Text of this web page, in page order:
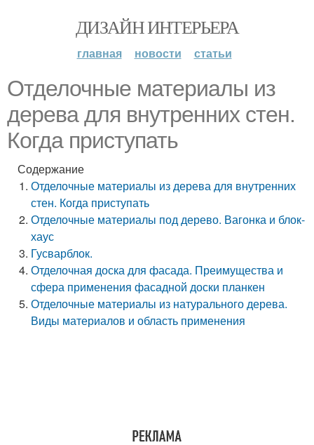
ДИЗАЙН ИНТЕРЬЕРА
главная новости статьи
Отделочные материалы из
дерева для внутренних стен.
Когда приступать
Содержание
Отделочные материалы из дерева для внутренних
стен. Когда приступать
Отделочные материалы под дерево. Вагонка и блок-
хаус
Гусварблок.
Отделочная доска для фасада. Преимущества и
сфера применения фасадной доски планкен
Отделочные материалы из натурального дерева.
Виды материалов и область применения